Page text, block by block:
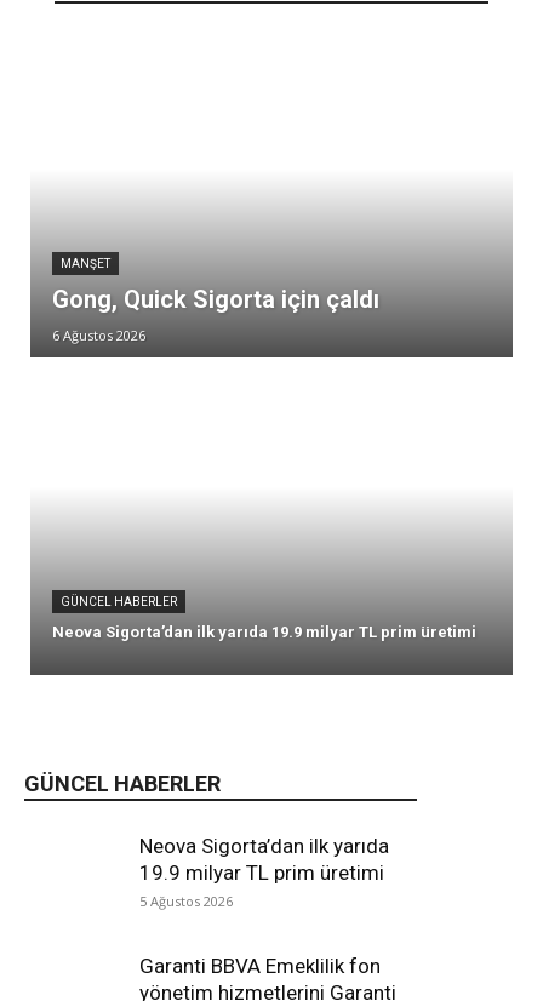
GÜNCEL HABERLER
Neova Sigorta’dan ilk yarıda
19.9 milyar TL prim üretimi
5 Ağustos 2026
Garanti BBVA Emeklilik fon
yönetim hizmetlerini Garanti
MANŞET
Gong, Quick Sigorta için çaldı
6 Ağustos 2026
GÜNCEL HABERLER
Neova Sigorta’dan ilk yarıda 19.9 milyar TL prim üretimi